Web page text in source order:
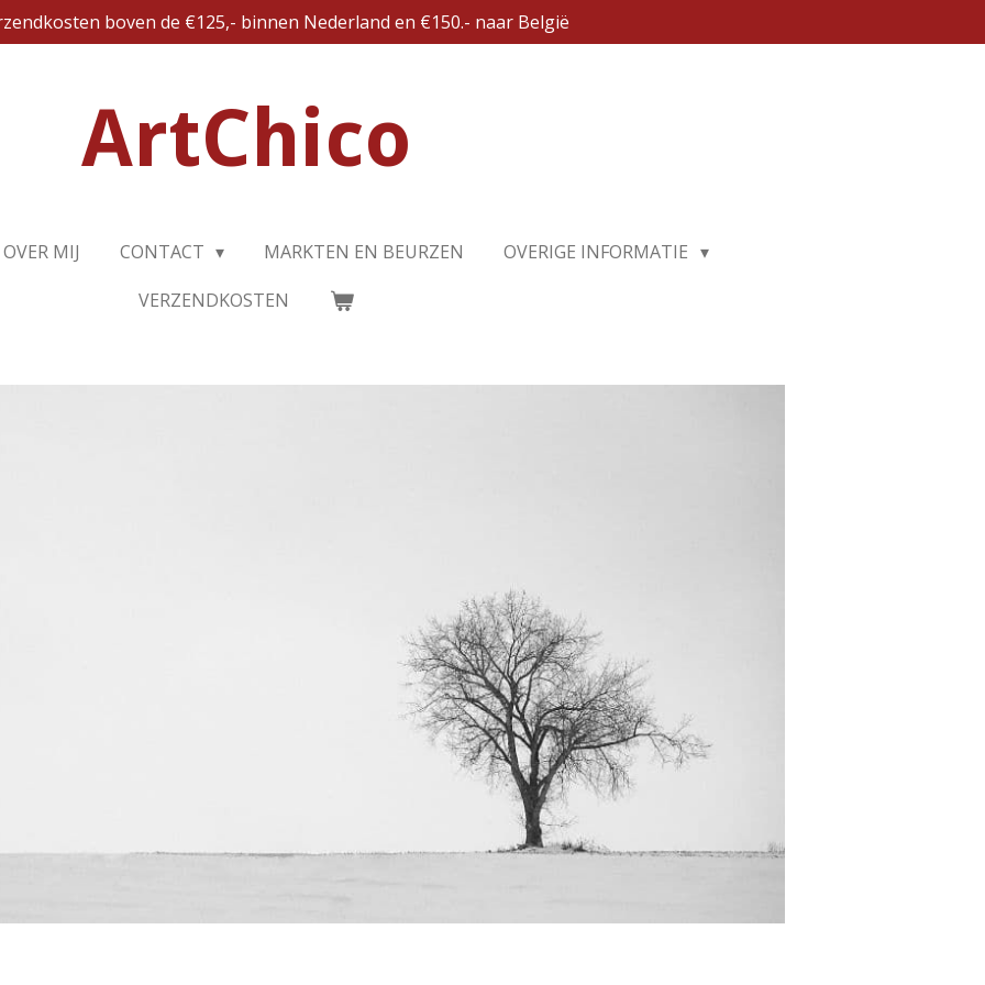
boven de €125,- binnen Nederland en €150.- naar België
ArtChico
OVER MIJ CONTACT MARKTEN EN BEURZEN
OVERIGE INFORMATIE
VERZENDKOSTEN